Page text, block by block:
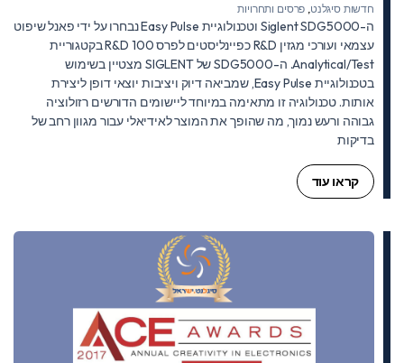
חדשות סיגלנט, פרסים ותחרויות
ה-Siglent SDG5000 וטכנולוגיית Easy Pulse נבחרו על ידי פאנל שיפוט
עצמאי ועורכי מגזין R&D כפיינליסטים לפרס R&D 100 בקטגוריית
Analytical/Test. ה-SDG5000 של SIGLENT מצטיין בשימוש
בטכנולוגיית Easy Pulse, שמביאה דיוק ויציבות יוצאי דופן ליצירת
אותות. טכנולוגיה זו מתאימה במיוחד ליישומים הדורשים רזולוציה
גבוהה ורעש נמוך, מה שהופך את המוצר לאידיאלי עבור מגוון רחב של
בדיקות
קראו עוד